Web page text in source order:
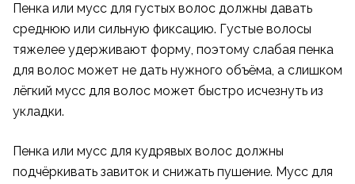
Пенка или мусс для густых волос должны давать
среднюю или сильную фиксацию. Густые волосы
тяжелее удерживают форму, поэтому слабая пенка
для волос может не дать нужного объёма, а слишком
лёгкий мусс для волос может быстро исчезнуть из
укладки.
Пенка или мусс для кудрявых волос должны
подчёркивать завиток и снижать пушение. Мусс для